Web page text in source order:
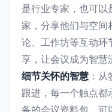
是行业专家，也可
家，分享他们与空
论、工作坊等互动环
享，让会议成为智慧
细节关怀的智慧 ：
跟进，每一个触点